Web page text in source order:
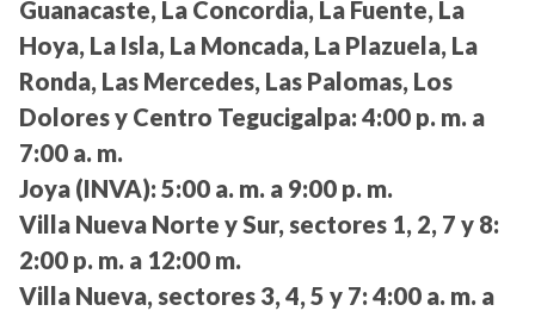
Guanacaste, La Concordia, La Fuente, La
Hoya, La Isla, La Moncada, La Plazuela, La
Ronda, Las Mercedes, Las Palomas, Los
Dolores y Centro Tegucigalpa: 4:00 p. m. a
7:00 a. m.
Joya (INVA): 5:00 a. m. a 9:00 p. m.
Villa Nueva Norte y Sur, sectores 1, 2, 7 y 8:
2:00 p. m. a 12:00 m.
Villa Nueva, sectores 3, 4, 5 y 7: 4:00 a. m. a